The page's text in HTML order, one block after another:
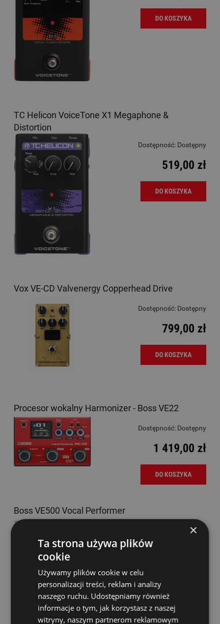
DO KOSZYKA
TC Helicon VoiceTone X1 Megaphone &
Distortion
Dostępność: Dostępny
519,00 zł
DO KOSZYKA
Vox VE-CD Valvenergy Copperhead Drive
Dostępność: Dostępny
799,00 zł
DO KOSZYKA
Procesor wokalny Harmonizer - Boss VE22
Dostępność: Dostępny
1 419,00 zł
DO KOSZYKA
Boss VE500 Vocal Performer
Dostępny
Boss VE5RD Procesor wokalny
×
Ta strona używa plików
cookie
Używamy plików cookie w celu
personalizacji treści, reklam i analizy
naszego ruchu. Udostępniamy również
informacje o tym, jak korzystasz z naszej
witryny, naszym partnerom reklamowym